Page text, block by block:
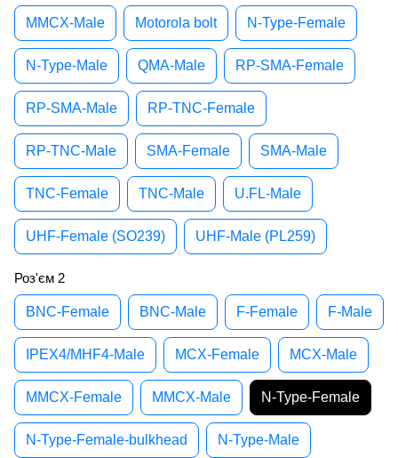
MMCX-Male Motorola bolt N-Type-Female
N-Type-Male QMA-Male RP-SMA-Female
RP-SMA-Male RP-TNC-Female
RP-TNC-Male SMA-Female SMA-Male
TNC-Female TNC-Male U.FL-Male
UHF-Female (SO239) UHF-Male (PL259)
Роз'єм 2
BNC-Female BNC-Male F-Female F-Male
IPEX4/MHF4-Male MCX-Female MCX-Male
MMCX-Female MMCX-Male N-Type-Female
N-Type-Female-bulkhead N-Type-Male